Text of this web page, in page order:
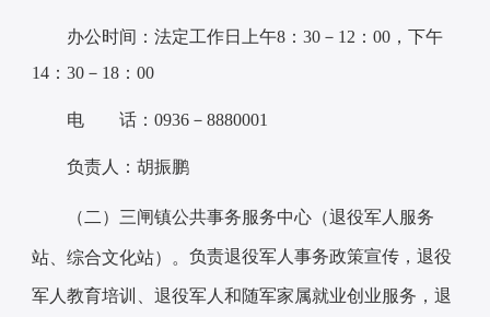
办公时间：法定工作日上午8：30－12：00，下午
14：30－18：00
电 话：0936－8880001
负责人：胡振鹏
（二） 三闸镇公共事务服务中心（退役军人服务
站、综合文化站）。 负责退役军人事务政策宣传，退役
军人教育培训、退役军人和随军家属就业创业服务，退